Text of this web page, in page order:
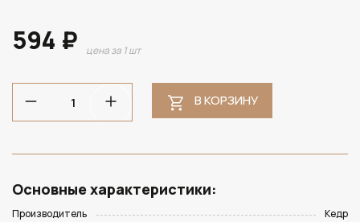
594 ₽ цена за 1 шт
В КОРЗИНУ
Основные характеристики:
Производитель
Кедр